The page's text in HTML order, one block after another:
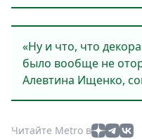
«Ну и что, что
было вообще не
Алевтина Ищенко,
Читайте Metro в